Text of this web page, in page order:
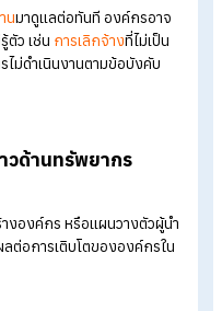
ชะงัก
สในการดึงดูดและ
ายแรงงาน